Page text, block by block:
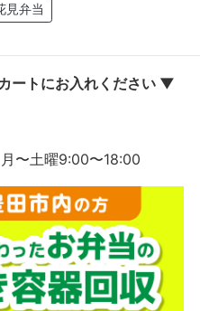
見弁当
ートにお入れください ▼
〜土曜9:00〜18:00